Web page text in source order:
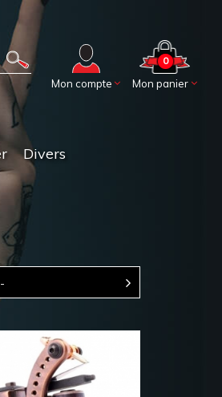
Mon panier
0
Mon compte
Divers